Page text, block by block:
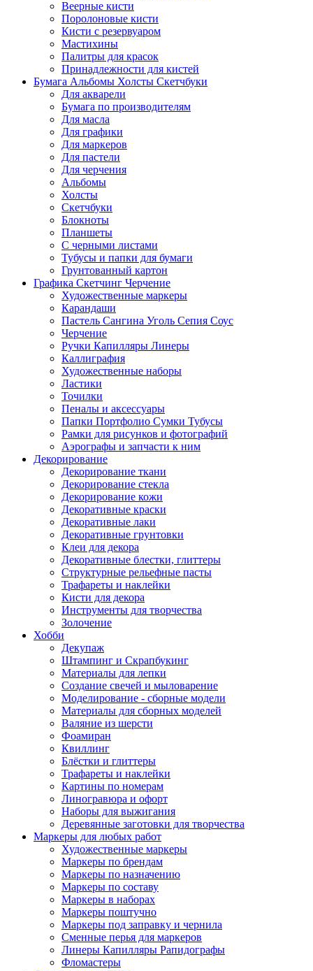
Веерные кисти
Поролоновые кисти
Кисти с резервуаром
Мастихины
Палитры для красок
Принадлежности для кистей
Бумага Альбомы Холсты Скетчбуки
Для акварели
Бумага по производителям
Для масла
Для графики
Для маркеров
Для пастели
Для черчения
Альбомы
Холсты
Скетчбуки
Блокноты
Планшеты
С черными листами
Тубусы и папки для бумаги
Грунтованный картон
Графика Скетчинг Черчение
Художественные маркеры
Карандаши
Пастель Сангина Уголь Сепия Соус
Черчение
Ручки Капилляры Линеры
Каллиграфия
Художественные наборы
Ластики
Точилки
Пеналы и аксессуары
Папки Портфолио Сумки Тубусы
Рамки для рисунков и фотографий
Аэрографы и запчасти к ним
Декорирование
Декорирование ткани
Декорирование стекла
Декорирование кожи
Декоративные краски
Декоративные лаки
Декоративные грунтовки
Клеи для декора
Декоративные блестки, глиттеры
Структурные рельефные пасты
Трафареты и наклейки
Кисти для декора
Инструменты для творчества
Золочение
Хобби
Декупаж
Штампинг и Скрапбукинг
Материалы для лепки
Создание свечей и мыловарение
Моделирование - сборные модели
Материалы для сборных моделей
Валяние из шерсти
Фоамиран
Квиллинг
Блёстки и глиттеры
Трафареты и наклейки
Картины по номерам
Линогравюра и офорт
Наборы для выжигания
Деревянные заготовки для творчества
Маркеры для любых работ
Художественные маркеры
Маркеры по брендам
Маркеры по назначению
Маркеры по составу
Маркеры в наборах
Маркеры поштучно
Маркеры под заправку и чернила
Сменные перья для маркеров
Линеры Капилляры Рапидографы
Фломастеры